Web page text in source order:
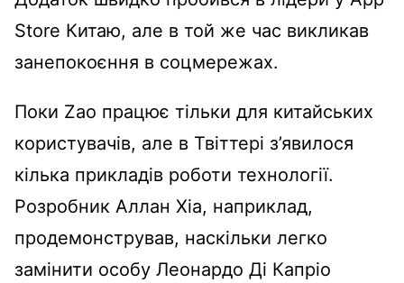
Store Китаю, але в той же час викликав
занепокоєння в соцмережах.
Поки Zao працює тільки для китайських
користувачів, але в Твіттері з’явилося
кілька прикладів роботи технології.
Розробник Аллан Хіа, наприклад,
продемонстрував, наскільки легко
замінити особу Леонардо Ді Капріо